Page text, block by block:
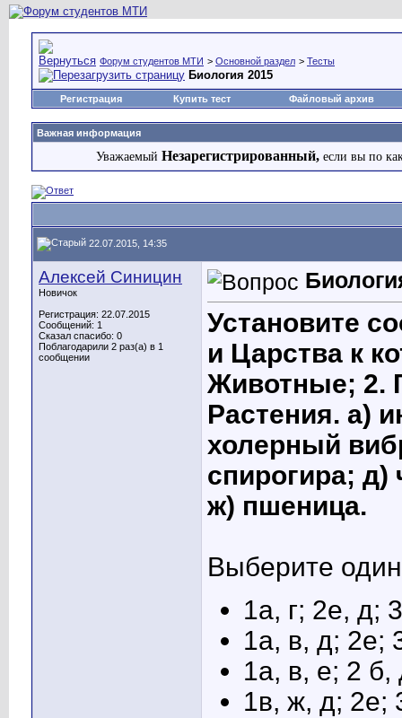
Форум студентов МТИ > Основной раздел > Тесты
Биология 2015
Регистрация Купить тест Файловый архив
Важная информация
Уважаемый Незарегистрированный, если вы по
22.07.2015, 14:35
Алексей Синицин
Новичок
Регистрация: 22.07.2015
Сообщений: 1
Сказал спасибо: 0
Поблагодарили 2 раз(а) в 1
сообщении
Установите
и Царства к
Животные; 2.
Растения. а)
холерный
спирогира;
ж) пшеница.
Выберите
1а, г; 2е, д;
1а, в, д; 2е;
1а, в, е; 2 б,
1в, ж, д; 2е;